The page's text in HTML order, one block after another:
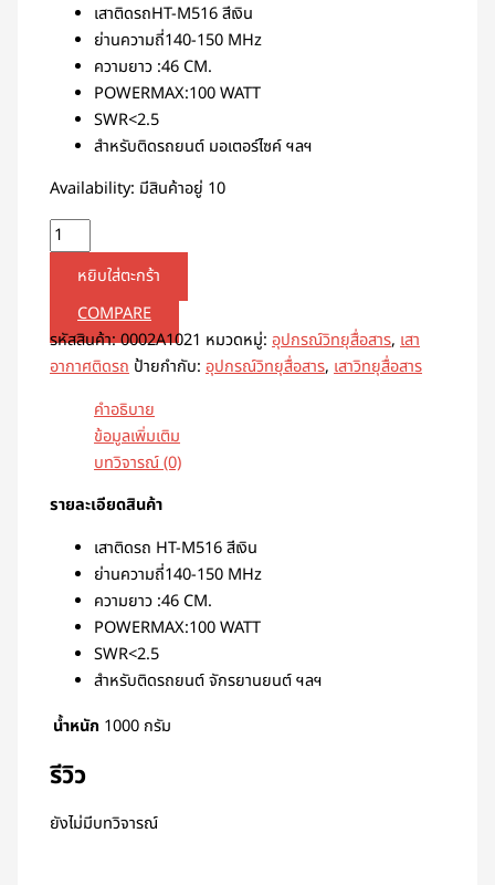
เสาติดรถHT-M516 สีเงิน
ย่านความถี่140-150 MHz
ความยาว :46 CM.
POWERMAX:100 WATT
SWR<2.5
สำหรับติดรถยนต์ มอเตอร์ไซค์ ฯลฯ
Availability: มีสินค้าอยู่ 10
หยิบใส่ตะกร้า
COMPARE
รหัสสินค้า:0002A1021 หมวดหมู่:อุปกรณ์วิทยุสื่อสาร,เสา
อากาศติดรถ ป้ายกำกับ:อุปกรณ์วิทยุสื่อสาร,เสาวิทยุสื่อสาร
คำอธิบาย
ข้อมูลเพิ่มเติม
บทวิจารณ์ (0)
รายละเอียดสินค้า
เสาติดรถ HT-M516 สีเงิน
ย่านความถี่140-150 MHz
ความยาว :46 CM.
POWERMAX:100 WATT
SWR<2.5
สำหรับติดรถยนต์ จักรยานยนต์ ฯลฯ
น้ำหนัก 1000 กรัม
รีวิว
ยังไม่มีบทวิจารณ์